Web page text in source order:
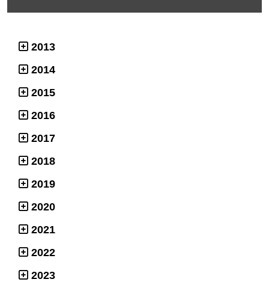
2013
2014
2015
2016
2017
2018
2019
2020
2021
2022
2023